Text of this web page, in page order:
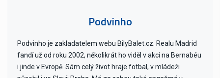
Podvinho
Podvinho je zakladatelem webu BilyBalet.cz. Realu Madrid
fandí už od roku 2002, několikrát ho viděl v akci na Bernabéu
i jinde v Evropě. Sám celý život hraje fotbal, v mládeži